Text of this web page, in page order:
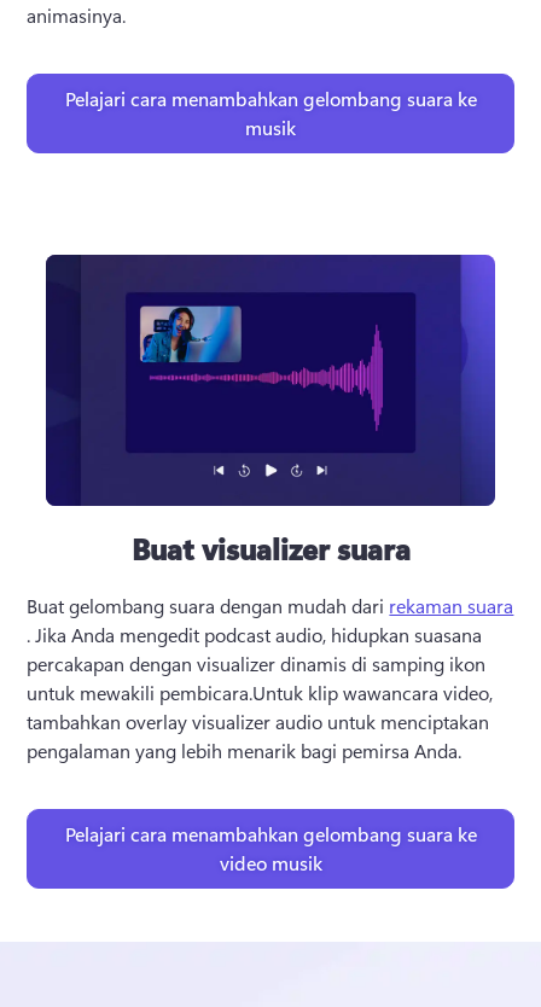
animasinya.
Pelajari cara menambahkan gelombang suara ke
musik
Buat visualizer suara
Buat gelombang suara dengan mudah dari rekaman suara
. Jika Anda mengedit podcast audio, hidupkan suasana
percakapan dengan visualizer dinamis di samping ikon
untuk mewakili pembicara.Untuk klip wawancara video,
tambahkan overlay visualizer audio untuk menciptakan
pengalaman yang lebih menarik bagi pemirsa Anda.
Pelajari cara menambahkan gelombang suara ke
video musik